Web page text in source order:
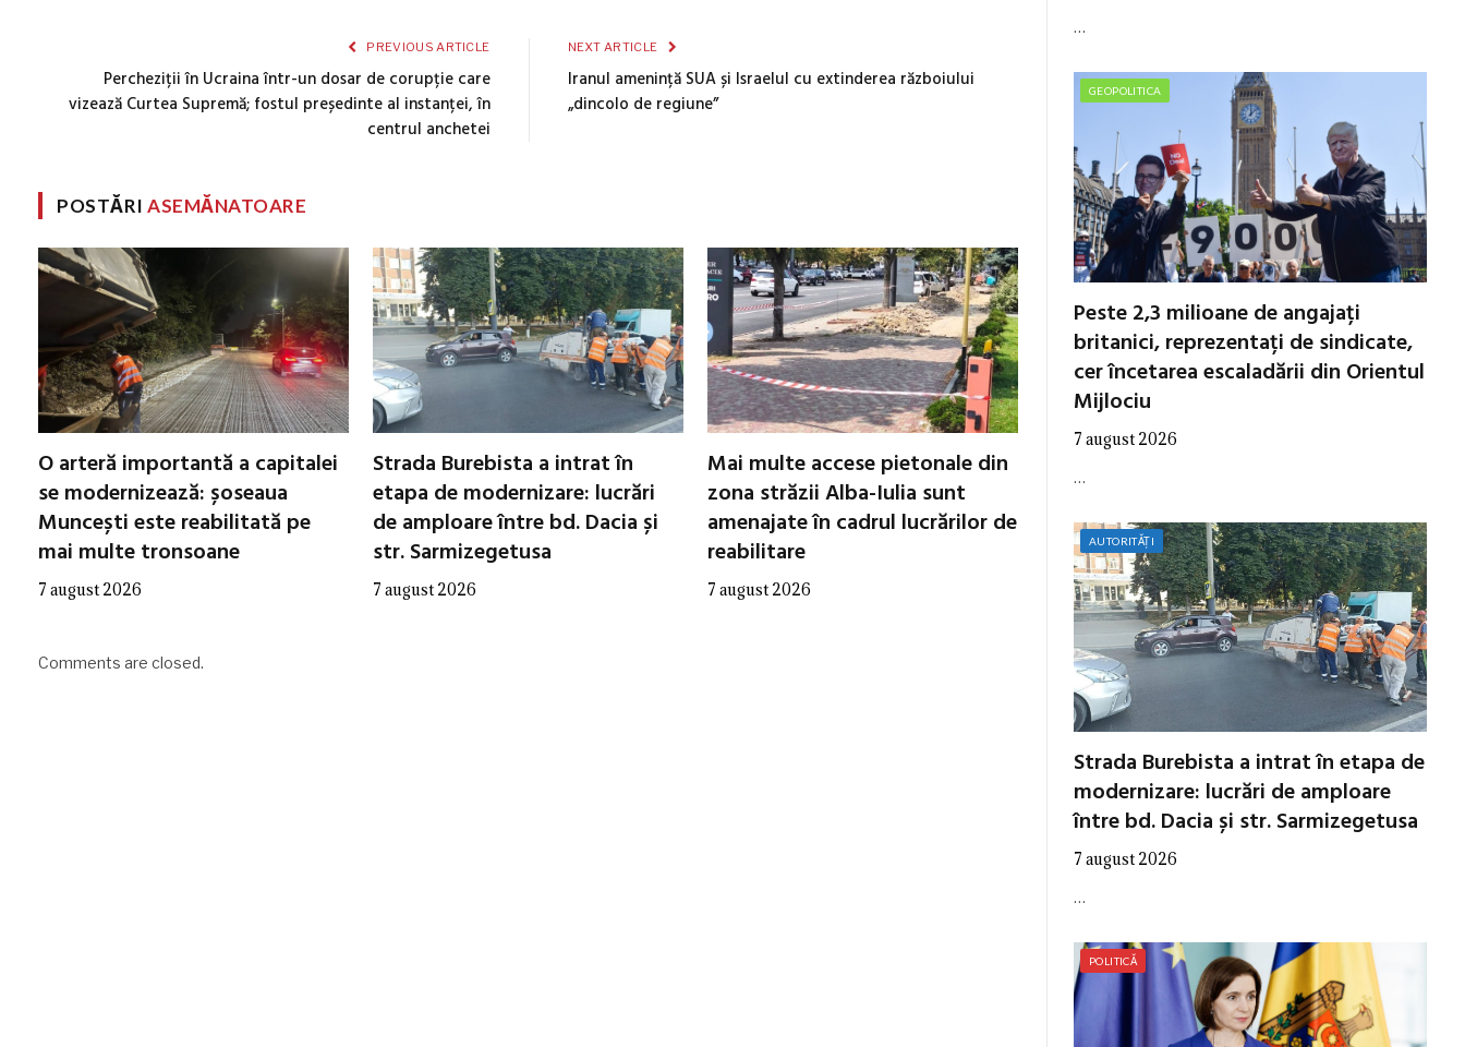
PREVIOUS ARTICLE
Percheziții în Ucraina într-un dosar de corupție care
vizează Curtea Supremă; fostul președinte al instanței, în
centrul anchetei
NEXT ARTICLE
Iranul amenință SUA și Israelul cu extinderea războiului
„dincolo de regiune”
POSTĂRIASEMĂNATOARE
O arteră importantă a capitalei
se modernizează: șoseaua
Muncești este reabilitată pe
mai multe tronsoane
7 august 2026
Strada Burebista a intrat în
etapa de modernizare: lucrări
de amploare între bd. Dacia și
str. Sarmizegetusa
7 august 2026
Mai multe accese pietonale din
zona străzii Alba-Iulia sunt
amenajate în cadrul lucrărilor de
reabilitare
7 august 2026
Comments are closed.
…
GEOPOLITICA
Peste 2,3 milioane de angajați
britanici, reprezentați de sindicate,
cer încetarea escaladării din Orientul
Mijlociu
7 august 2026
…
AUTORITĂȚI
Strada Burebista a intrat în etapa de
modernizare: lucrări de amploare
între bd. Dacia și str. Sarmizegetusa
7 august 2026
…
POLITICĂ